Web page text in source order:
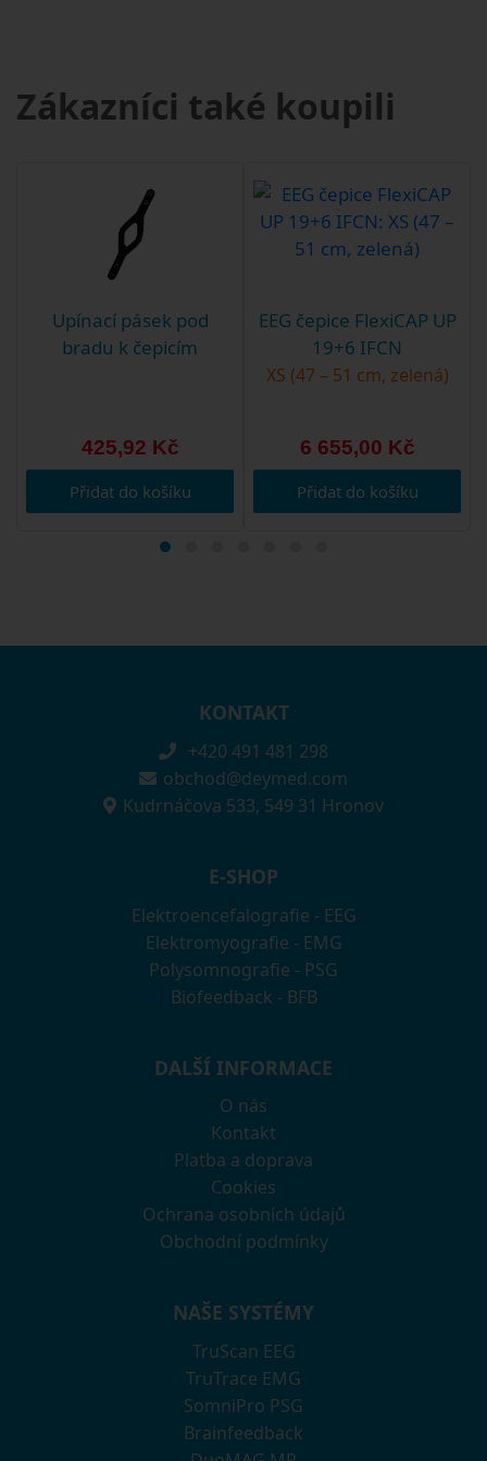
Zákazníci také koupili
Upínací pásek pod
bradu k čepicím
425,92 Kč
Přidat do košíku
EEG čepice FlexiCAP UP
19+6 IFCN
XS (47 – 51 cm, zelená)
6 655,00 Kč
Přidat do košíku
KONTAKT
+420 491 481 298
obchod@deymed.com
Kudrnáčova 533, 549 31 Hronov
E-SHOP
Elektroencefalografie - EEG
Elektromyografie - EMG
Polysomnografie - PSG
Biofeedback - BFB
DALŠÍ INFORMACE
O nás
Kontakt
Platba a doprava
Cookies
Ochrana osobních údajů
Obchodní podmínky
NAŠE SYSTÉMY
TruScan EEG
TruTrace EMG
SomniPro PSG
Brainfeedback